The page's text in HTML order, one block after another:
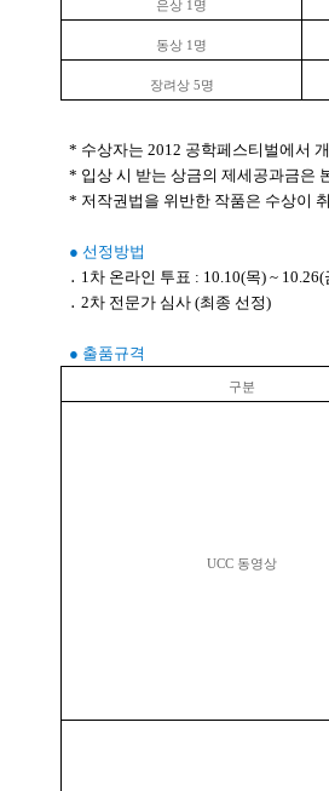
은상 1명
동상 1명
장려상 5명
* 수상자는 2012 공학페스티벌에서
* 입상 시 받는 상금의 제세공과금은
* 저작권법을 위반한 작품은 수상이
● 선정방법
․ 1차 온라인 투표 : 10.10(목) ~ 10.26(
․ 2차 전문가 심사 (최종 선정)
● 출품규격
구분
UCC 동영상